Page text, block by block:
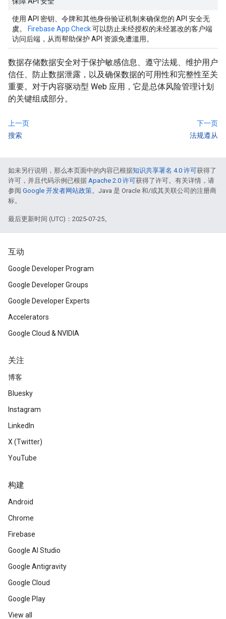
使用 API 密钥、令牌和其他身份验证机制来确保您的 API 安全无
虞。
Firebase App Check可以防止未经授权的未经篡改的客户端
访问后端，从而帮助保护 API 资源免遭滥用。
数据存储数据安全对于保护敏感信息、遵守法规、维护用户
信任、防止数据泄露，以及确保数据的可用性和完整性至关
重要。对于内容驱动型 Web 应用，它是总体风险管理计划
的关键组成部分。
上一页
搜索
下一页
法规遵从
如未另行说明，那么本页面中的内容已根据知识共享署名 4.0 许可获得了
许可，并且代码示例已根据 Apache 2.0 许可获得了许可。有关详情，请
参阅 Google 开发者网站政策。Java 是 Oracle 和/或其关联公司的注册商
标。
最后更新时间 (UTC)：2025-07-25。
互动
Google Developer Program
Google Developer Groups
Google Developer Experts
Accelerators
Google Cloud & NVIDIA
关注
博客
Bluesky
Instagram
LinkedIn
X (Twitter)
YouTube
构建
Android
Chrome
Firebase
Google AI Studio
Google Antigravity
Google Cloud
Google Play
View all